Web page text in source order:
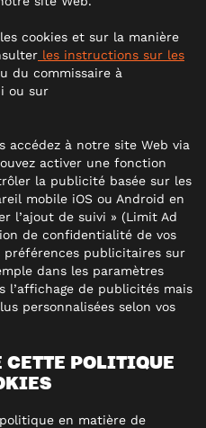
cookies et sur la manière
les instructions sur les
du commissaire à
ou sur
accédez à notre site Web via
activer une fonction
la publicité basée sur les
mobile iOS ou Android en
l’ajout de suivi » (Limit Ad
de confidentialité de vos
préférences publicitaires sur
dans les paramètres
l’affichage de publicités mais
personnalisées selon vos
POLITIQUE
en matière de